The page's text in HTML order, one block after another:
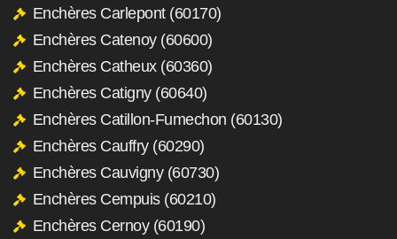
Enchères Carlepont (60170)
Enchères Catenoy (60600)
Enchères Catheux (60360)
Enchères Catigny (60640)
Enchères Catillon-Fumechon (60130)
Enchères Cauffry (60290)
Enchères Cauvigny (60730)
Enchères Cempuis (60210)
Enchères Cernoy (60190)